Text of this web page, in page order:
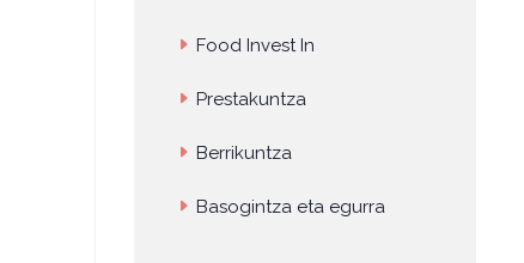
Food Invest In
Prestakuntza
Berrikuntza
Basogintza eta egurra